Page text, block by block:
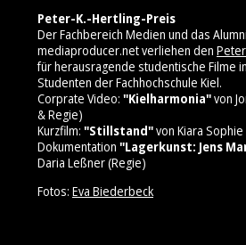
Peter-K.-Hertling-Preis
Der Fachbereich Medien und das
mediaproducer.net verliehen den
für herausragende studentische Filme
Studenten der Fachhochschule Kiel.
Corprate Video: "Kielharmonia"von
& Regie)
Kurzfilm: "Stillstand"von Kiara
Dokumentation "Lagerkunst: Jens
Daria Leßner (Regie)
Fotos: Eva Biederbeck